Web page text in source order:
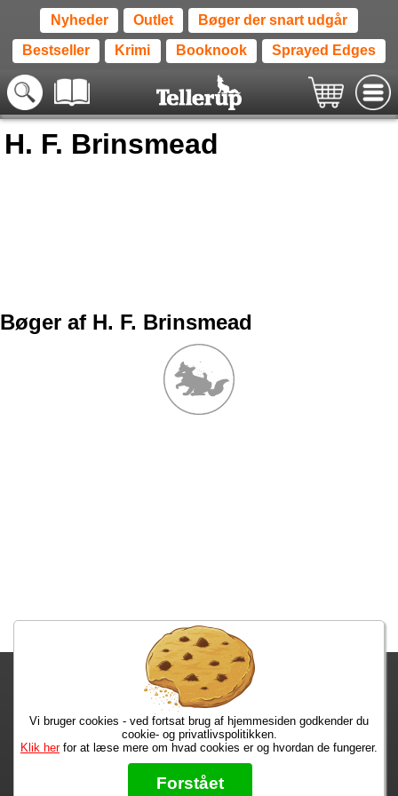
Nyheder Outlet Bøger der snart udgår
Bestseller Krimi Booknook Sprayed Edges
H. F. Brinsmead
Bøger af H. F. Brinsmead
Fragtgebyret er DKK 59,95 • Fragtgebyret bortfalder ved køb over
DKK 299,00
Bestiller du nu, har du dine varer på mandag!
Max 50 kr. Bøger til en 🐕
★★★★★
Læs hvad vores kunder siger om os på Trustpilot
Vi bruger cookies - ved fortsat brug af hjemmesiden godkender du
cookie- og privatlivspolitikken.
Klik herfor at læse mere om hvad cookies er og hvordan de fungerer.
Forstået